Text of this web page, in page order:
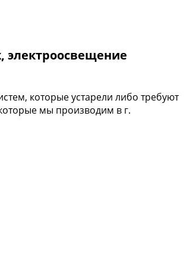
электроосвещение
которые устарели либо требуют
мы производим в г.